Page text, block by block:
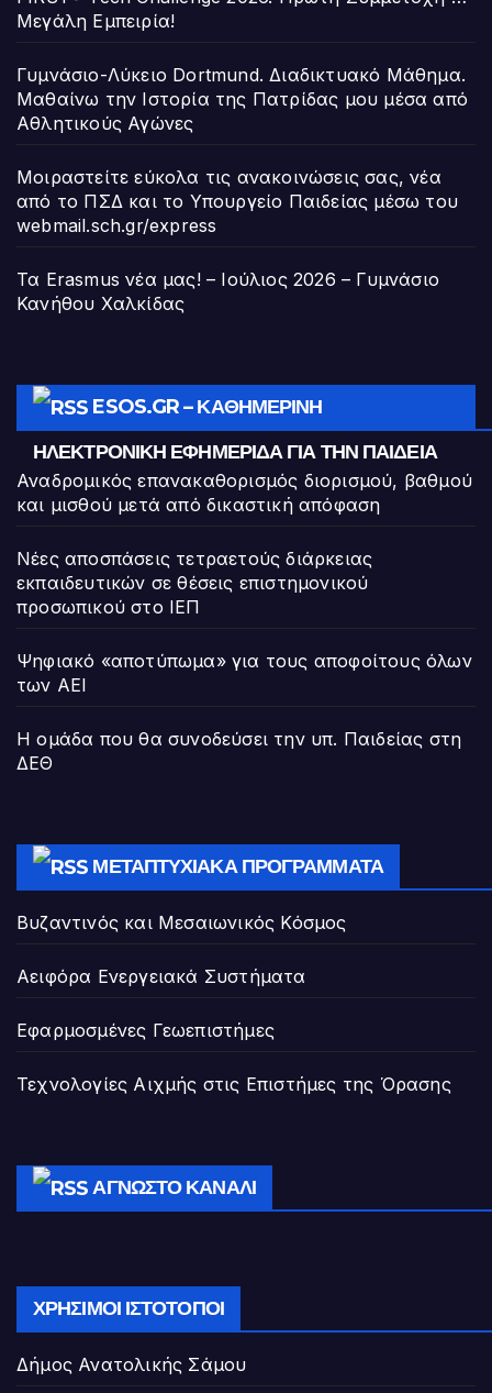
Μεγάλη Εμπειρία!
Γυμνάσιο-Λύκειο Dortmund. Διαδικτυακό Μάθημα.
Μαθαίνω την Ιστορία της Πατρίδας μου μέσα από
Αθλητικούς Αγώνες
Μοιραστείτε εύκολα τις ανακοινώσεις σας, νέα
από το ΠΣΔ και το Υπουργείο Παιδείας μέσω του
webmail.sch.gr/express
Τα Erasmus νέα μας! – Ιούλιος 2026 – Γυμνάσιο
Κανήθου Χαλκίδας
ESOS.GR – ΚΑΘΗΜΕΡΙΝΉ
ΗΛΕΚΤΡΟΝΙΚΉ ΕΦΗΜΕΡΊΔΑ ΓΙΑ ΤΗΝ ΠΑΙΔΕΊΑ
Αναδρομικός επανακαθορισμός διορισμού, βαθμού
και μισθού μετά από δικαστική απόφαση
Νέες αποσπάσεις τετραετούς διάρκειας
εκπαιδευτικών σε θέσεις επιστημονικού
προσωπικού στο ΙΕΠ
Ψηφιακό «αποτύπωμα» για τους αποφοίτους όλων
των ΑΕΙ
Η ομάδα που θα συνοδεύσει την υπ. Παιδείας στη
ΔΕΘ
ΜΕΤΑΠΤΥΧΙΑΚΆ ΠΡΟΓΡΆΜΜΑΤΑ
Βυζαντινός και Μεσαιωνικός Κόσμος
Αειφόρα Ενεργειακά Συστήματα
Εφαρμοσμένες Γεωεπιστήμες
Τεχνολογίες Αιχμής στις Επιστήμες της Όρασης
ΆΓΝΩΣΤΟ ΚΑΝΆΛΙ
ΧΡΉΣΙΜΟΙ ΙΣΤΌΤΟΠΟΙ
Δήμος Ανατολικής Σάμου